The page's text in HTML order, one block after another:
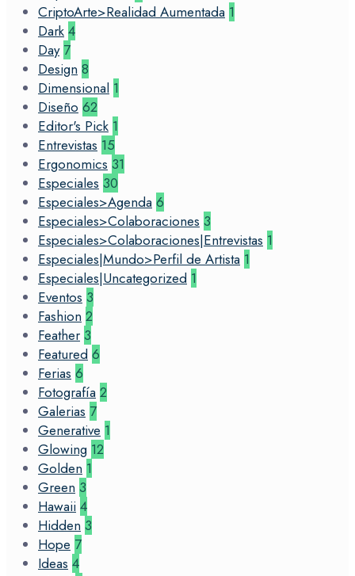
CriptoArte>Realidad Aumentada 1
Dark 4
Day 7
Design 8
Dimensional 1
Diseño 62
Editor's Pick 1
Entrevistas 15
Ergonomics 31
Especiales 30
Especiales>Agenda 6
Especiales>Colaboraciones 3
Especiales>Colaboraciones|Entrevistas 1
Especiales|Mundo>Perfil de Artista 1
Especiales|Uncategorized 1
Eventos 3
Fashion 2
Feather 3
Featured 6
Ferias 6
Fotografía 2
Galerias 7
Generative 1
Glowing 12
Golden 1
Green 3
Hawaii 4
Hidden 3
Hope 7
Ideas 4